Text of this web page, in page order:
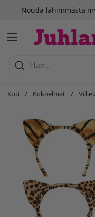
Siirry sisältöön
Nouda lähimmästä
Avaa valikko
Koti / Kokoelmat /